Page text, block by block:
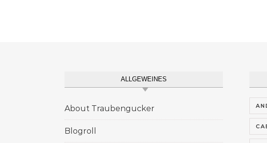
ALLGEWEINES
About Traubengucker
Blogroll